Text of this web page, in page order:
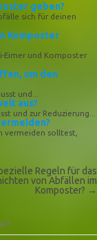
geben?
sich für deinen
Komposter
Eimer und Komposter
um den
und...
aus?
und zur Reduzierung...
vermeiden solltest,
Regeln für das
von Abfällen im
Komposter? →